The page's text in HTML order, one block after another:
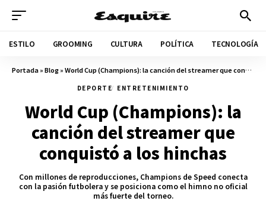
ESTILO GROOMING CULTURA POLÍTICA TECNOLOGÍA
Portada»Blog»World Cup (Champions): la canción del streamer que conquistó a los hinchas
DEPORTE ENTRETENIMIENTO
World Cup (Champions): la
canción del streamer que
conquistó a los hinchas
Con millones de reproducciones, Champions de Speed conecta
con la pasión futbolera y se posiciona como el himno no oficial
más fuerte del torneo.